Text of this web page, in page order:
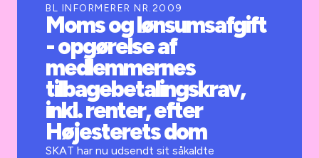
Kurser og arrangementer
Jobportalen
BL INFORMERER NR.2009
Moms og lønsumsafgift
- opgørelse af
medlemmernes
tilbagebetalingskrav,
inkl. renter, efter
Højesterets dom
SKAT har nu udsendt sit såkaldte